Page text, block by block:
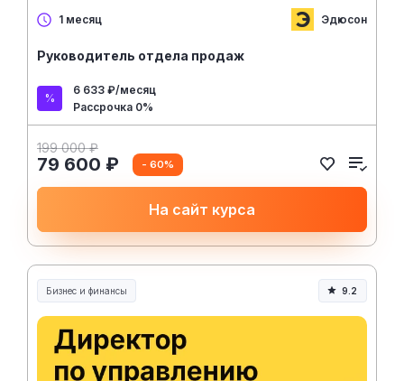
1 месяц Эдюсон
Руководитель отдела продаж
6 633 ₽/месяц
Рассрочка 0%
199 000 ₽
79 600 ₽ - 60%
На сайт курса
Бизнес и финансы 9.2